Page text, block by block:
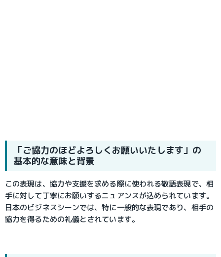
「ご協力のほどよろしくお願いいたします」の
基本的な意味と背景
この表現は、協力や支援を求める際に使われる敬語表現で、相
手に対して丁寧にお願いするニュアンスが込められています。
日本のビジネスシーンでは、特に一般的な表現であり、相手の
協力を得るための礼儀とされています。